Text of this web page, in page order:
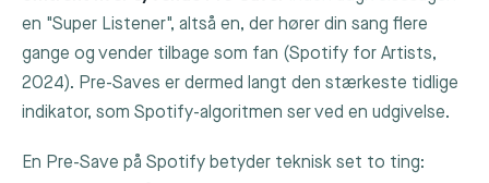
en "Super Listener", altså en, der hører din sang flere
gange og vender tilbage som fan (Spotify for Artists,
2024). Pre-Saves er dermed langt den stærkeste tidlige
indikator, som Spotify-algoritmen ser ved en udgivelse.
En Pre-Save på Spotify betyder teknisk set to ting: